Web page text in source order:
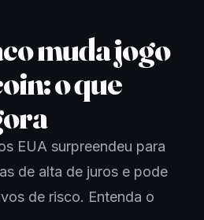
muda jogo
o que
EUA surpreendeu para
de alta de juros e pode
de risco. Entenda o